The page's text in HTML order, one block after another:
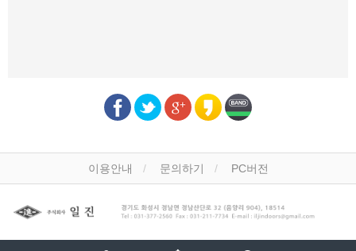
이용안내 문의하기 PC버전